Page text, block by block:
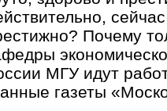
Почему
МГУ идут
газеты